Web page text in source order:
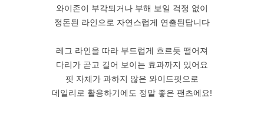
와이존이 부각되거나 부해 보일 걱정 없이
정돈된 라인으로 자연스럽게 연출된답니다
레그 라인을 따라 부드럽게 흐르듯 떨어져
다리가 곧고 길어 보이는 효과까지 있어요
핏 자체가 과하지 않은 와이드핏으로
데일리로 활용하기에도 정말 좋은 팬츠에요!